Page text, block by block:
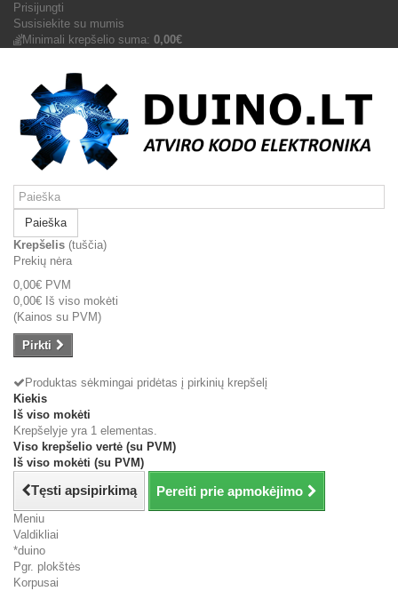
Prisijungti
Susisiekite su mumis
Minimali krepšelio suma: 0,00€
Paieška
Krepšelis (tuščia)
Prekių nėra
0,00€ PVM
0,00€ Iš viso mokėti
(Kainos su PVM)
Pirkti
Produktas sėkmingai pridėtas į pirkinių krepšelį
Kiekis
Iš viso mokėti
Krepšelyje yra 1 elementas.
Viso krepšelio vertė (su PVM)
Iš viso mokėti (su PVM)
Tęsti apsipirkimą Pereiti prie apmokėjimo
Meniu
Valdikliai
*duino
Pgr. plokštės
Korpusai